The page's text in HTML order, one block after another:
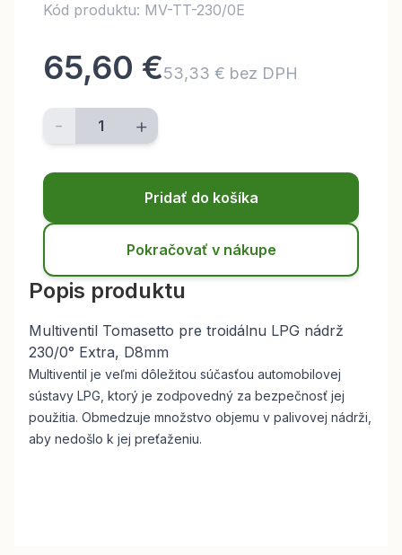
Kód produktu: MV-TT-230/0E
65,60 €53,33 € bez DPH
- +
Pridať do košíka
Pokračovať v nákupe
Popis produktu
Multiventil Tomasetto pre troidálnu LPG nádrž
230/0° Extra, D8mm
Multiventil je veľmi dôležitou súčasťou automobilovej
sústavy LPG, ktorý je zodpovedný za bezpečnosť jej
použitia. Obmedzuje množstvo objemu v palivovej nádrži,
aby nedošlo k jej preťaženiu.